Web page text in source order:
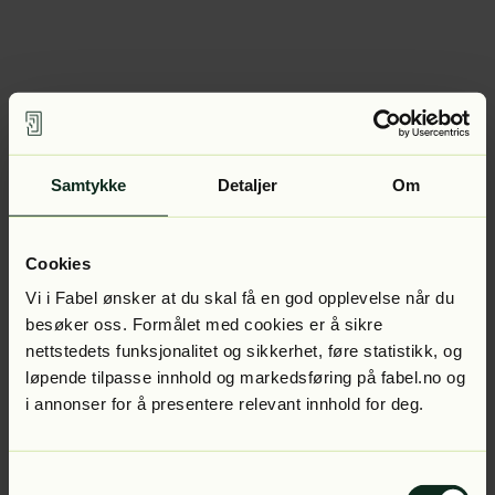
Samtykke Detaljer Om
Cookies
Vi i Fabel ønsker at du skal få en god opplevelse når du
besøker oss. Formålet med cookies er å sikre
nettstedets funksjonalitet og sikkerhet, føre statistikk, og
løpende tilpasse innhold og markedsføring på fabel.no og
i annonser for å presentere relevant innhold for deg.